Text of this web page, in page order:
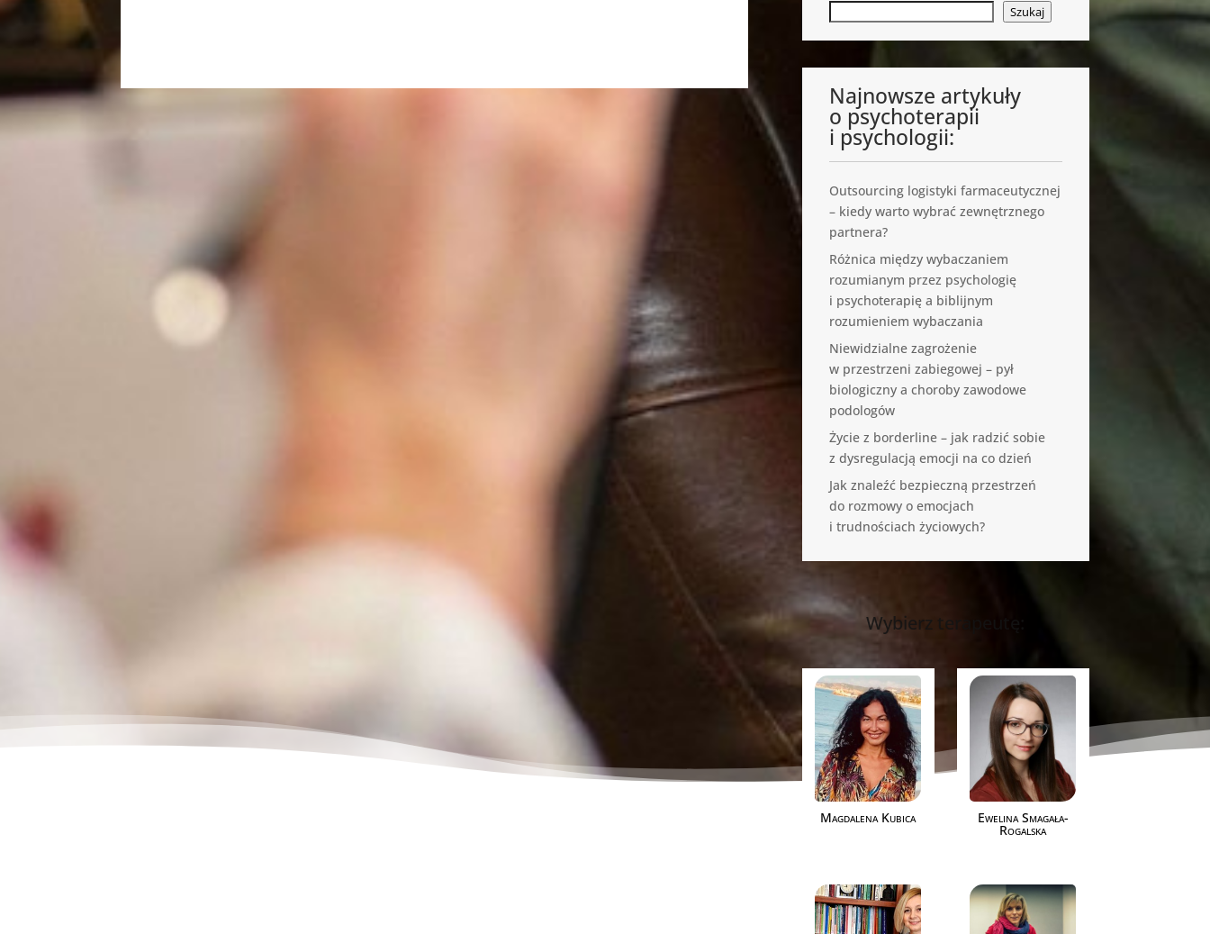
Szukaj
Najnowsze artykuły
o psychoterapii
i psychologii:
Outsourcing logistyki farmaceutycznej
– kiedy warto wybrać zewnętrznego
partnera?
Różnica między wybaczaniem
rozumianym przez psychologię
i psychoterapię a biblijnym
rozumieniem wybaczania
Niewidzialne zagrożenie
w przestrzeni zabiegowej – pył
biologiczny a choroby zawodowe
podologów
Życie z borderline – jak radzić sobie
z dysregulacją emocji na co dzień
Jak znaleźć bezpieczną przestrzeń
do rozmowy o emocjach
i trudnościach życiowych?
Wybierz terapeutę:
Magdalena Kubica Ewelina Smagała-
Rogalska